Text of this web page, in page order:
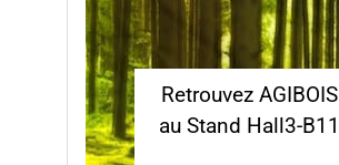
Retrouvez AGIBOIS
au Stand Hall3-B11